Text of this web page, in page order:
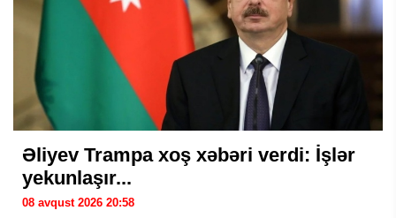
Əliyev Trampa xoş xəbəri verdi: İşlər
yekunlaşır...
08 avqust 2026 20:58